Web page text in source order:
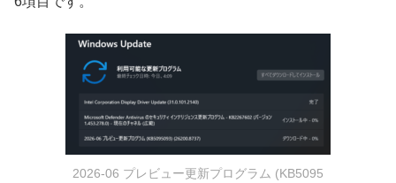
2026-06 プレビュー更新プログラム (KB5095